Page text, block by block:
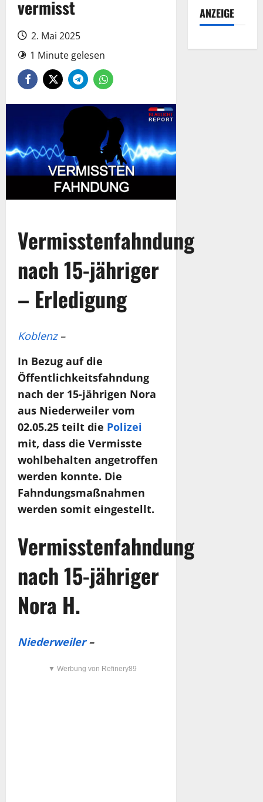
vermisst
2. Mai 2025
1 Minute gelesen
Vermisstenfahndung
nach 15-jähriger
– Erledigung
Koblenz–
In Bezug auf die
Öffentlichkeitsfahndung
nach der 15-jährigen Nora
aus Niederweiler vom
02.05.25 teilt die Polizei
mit, dass die Vermisste
wohlbehalten angetroffen
werden konnte. Die
Fahndungsmaßnahmen
werden somit eingestellt.
Vermisstenfahndung
nach 15-jähriger
Nora H.
Niederweiler–
▼ Werbung von Refinery89
ANZEIGE